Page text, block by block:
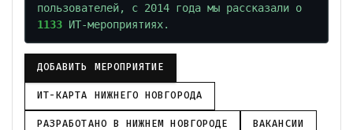
пользователей, с 2014 года мы рассказали о
1133 ИТ-мероприятиях.
ДОБАВИТЬ МЕРОПРИЯТИЕ
ИТ-КАРТА НИЖНЕГО НОВГОРОДА
РАЗРАБОТАНО В НИЖНЕМ НОВГОРОДЕ ВАКАНСИИ